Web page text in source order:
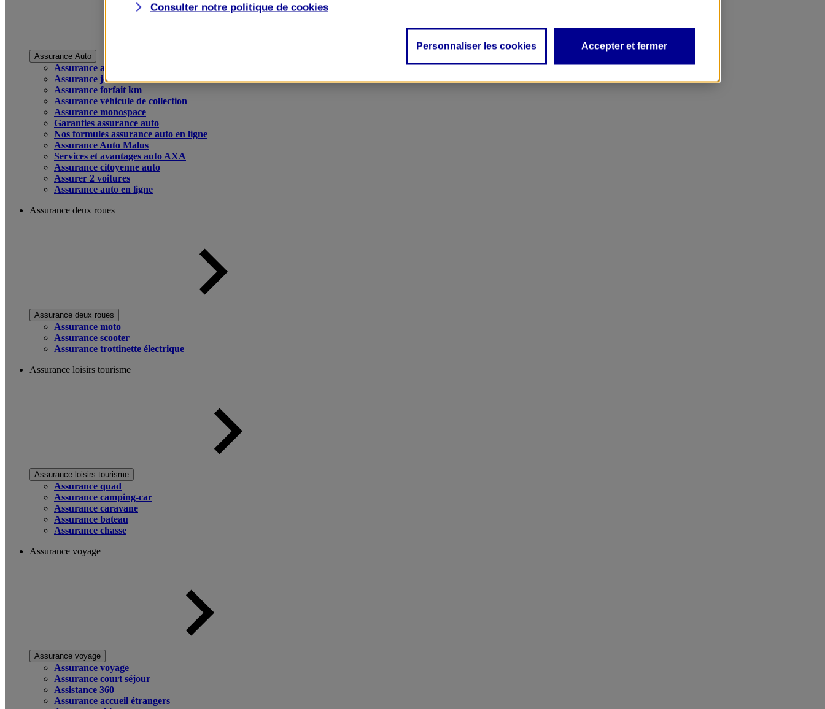
Assurance Auto
Assurance auto
Assurance jeune conducteur
Assurance forfait km
Assurance véhicule de collection
Assurance monospace
Garanties assurance auto
Nos formules assurance auto en ligne
Assurance Auto Malus
Services et avantages auto AXA
Assurance citoyenne auto
Assurer 2 voitures
Assurance auto en ligne
Assurance deux roues
Assurance deux roues
Assurance moto
Assurance scooter
Assurance trottinette électrique
Assurance loisirs tourisme
Assurance loisirs tourisme
Assurance quad
Assurance camping-car
Assurance caravane
Assurance bateau
Assurance chasse
Assurance voyage
Assurance voyage
Assurance voyage
Assurance court séjour
Assistance 360
Assurance accueil étrangers
Consulter notre politique de cookies
Personnaliser les cookies Accepter et fermer